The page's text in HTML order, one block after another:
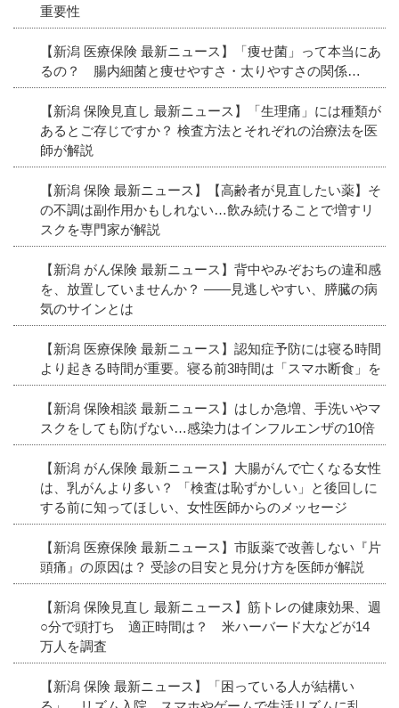
重要性
【新潟 医療保険 最新ニュース】「痩せ菌」って本当にあ
るの？ 腸内細菌と痩せやすさ・太りやすさの関係…
【新潟 保険見直し 最新ニュース】「生理痛」には種類が
あるとご存じですか？ 検査方法とそれぞれの治療法を医
師が解説
【新潟 保険 最新ニュース】【高齢者が見直したい薬】そ
の不調は副作用かもしれない…飲み続けることで増すリ
スクを専門家が解説
【新潟 がん保険 最新ニュース】背中やみぞおちの違和感
を、放置していませんか？ ――見逃しやすい、膵臓の病
気のサインとは
【新潟 医療保険 最新ニュース】認知症予防には寝る時間
より起きる時間が重要。寝る前3時間は「スマホ断食」を
【新潟 保険相談 最新ニュース】はしか急増、手洗いやマ
スクをしても防げない…感染力はインフルエンザの10倍
【新潟 がん保険 最新ニュース】大腸がんで亡くなる女性
は、乳がんより多い？ 「検査は恥ずかしい」と後回しに
する前に知ってほしい、女性医師からのメッセージ
【新潟 医療保険 最新ニュース】市販薬で改善しない『片
頭痛』の原因は？ 受診の目安と見分け方を医師が解説
【新潟 保険見直し 最新ニュース】筋トレの健康効果、週
○分で頭打ち 適正時間は？ 米ハーバード大などが14
万人を調査
【新潟 保険 最新ニュース】「困っている人が結構い